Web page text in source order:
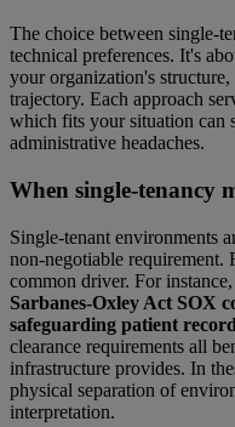
The choice between single-
technical preferences. It's
your organization's structure,
trajectory. Each approach
which fits your situation can
administrative headaches.
When single-tenancy
Single-tenant environments
non-negotiable requirement.
common driver. For instance,
Sarbanes-Oxley Act SOX
safeguarding patient
clearance requirements all
infrastructure provides. In
physical separation of
interpretation.